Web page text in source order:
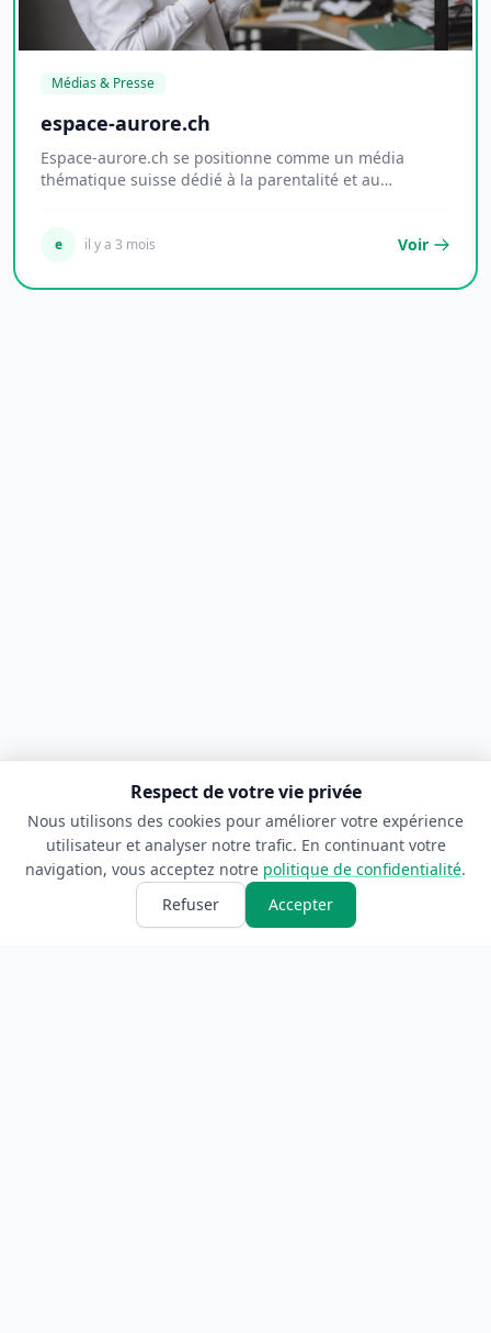
Médias & Presse
espace-aurore.ch
Espace-aurore.ch se positionne comme un média
thématique suisse dédié à la parentalité et au
e il y a 3 mois Voir
Respect de votre vie privée
Nous utilisons des cookies pour améliorer votre expérience
utilisateur et analyser notre trafic. En continuant votre
navigation, vous acceptez notre politique de confidentialité.
Refuser
Accepter